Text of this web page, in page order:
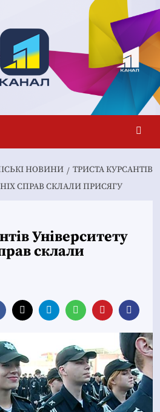
НОВИНИ
ТРИСТА КУРСАНТІВ
СПРАВ СКЛАЛИ ПРИСЯГУ
Університету
склали